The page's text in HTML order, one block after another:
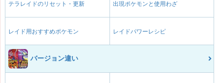
テラレイドのリセット・更新 出現ポケモンと使用わざ
レイド用おすすめポケモン レイドパワーレシピ
バージョン違い